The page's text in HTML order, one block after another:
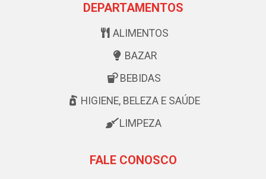
DEPARTAMENTOS
ALIMENTOS
BAZAR
BEBIDAS
HIGIENE, BELEZA E SAÚDE
LIMPEZA
FALE CONOSCO